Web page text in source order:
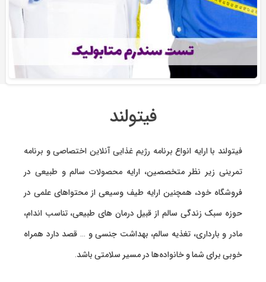
فیتولند
فیتولند با ارایه انواع برنامه رژیم غذایی آنلاین اختصاصیو برنامه
تمرینیزیر نظر متخصصین، ارایه محصولات سالم و طبیعی در
فروشگاه خود، همچنین ارایه طیف وسیعی از محتواهای علمی در
حوزه سبک زندگی سالم از قبیل درمان های طبیعی، تناسب اندام،
مادر و بارداری، تغذیه سالم، بهداشت جنسی و … قصد دارد همراه
خوبی برای شما و خانواده‌ها در مسیر سلامتی باشد.